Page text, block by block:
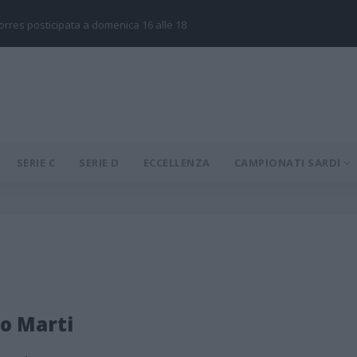
posticipata a domenica 16 alle 18
SERIE C SERIE D ECCELLENZA CAMPIONATI SARDI
Marti